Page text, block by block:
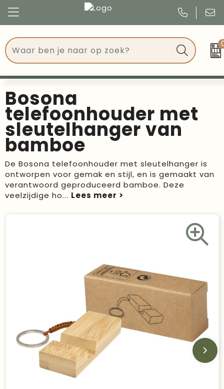
Tassen
Drinkwaren
Events
Give Aways
Geschenken
Kantoorartikelen
Made in Europe
Congres
Events
Kerst
Verjaardagen
Voetbal, EK en WK
Bosona
telefoonhouder met
sleutelhanger van
bamboe
De Bosona telefoonhouder met sleutelhanger is
ontworpen voor gemak en stijl, en is gemaakt van
verantwoord geproduceerd bamboe. Deze
veelzijdige ho...